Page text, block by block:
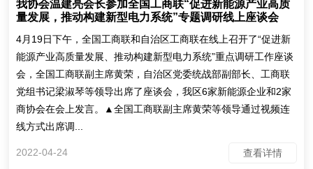
我协会温建亮会长参加全国工商联“促进新能源产业高质
量发展，推动构建新型电力系统”专题调研线上座谈会
4月19日下午，全国工商联和自治区工商联在线上召开了“促进新
能源产业高质量发展、推动构建新型电力系统”重点调研工作座谈
会，全国工商联副主席黄荣，自治区党委统战部副部长、工商联
党组书记梁淑琴等领导出席了座谈会，我区6家新能源企业和2家
商协会在会上发言。▲全国工商联副主席黄荣等领导通过视频连
线方式出席调...
2022-04-24 查看详情